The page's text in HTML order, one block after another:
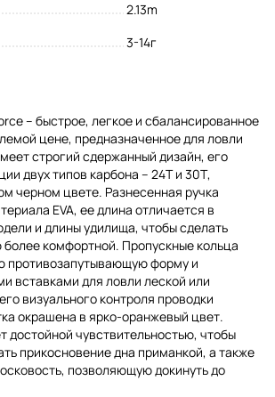
2.13m
3-14г
– быстрое, легкое и сбалансированное
цене, предназначенное для ловли
строгий сдержанный дизайн, его
двух типов карбона – 24Т и 30Т,
черном цвете. Разнесенная ручка
EVA, ее длина отличается в
и длины удилища, чтобы сделать
более комфортной. Пропускные кольца
противозапутывающую форму и
вставками для ловли леской или
визуального контроля проводки
окрашена в ярко-оранжевый цвет.
достойной чувствительностью, чтобы
прикосновение дна приманкой, а также
позволяющую докинуть до